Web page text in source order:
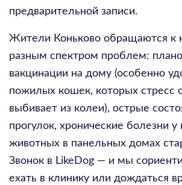
предварительной записи.
Жители Коньково обращаются к
разным спектром проблем:
вакцинации на дому (особенно
пожилых кошек, которых стресс
выбивает из колеи), острые
прогулок, хронические болезни у
животных в панельных домах
Звонок в LikeDog — и мы
ехать в клинику или дождаться